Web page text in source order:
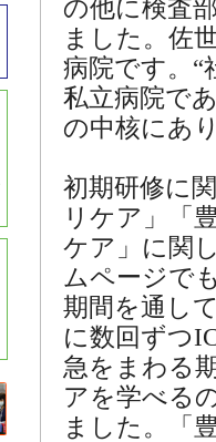
の他に検査
ました。佐
病院です。“
私立病院で
の中核にあ
初期研修に
リケア」「
ケア」に関
ムページで
期間を通し
に数回ずつ
急をまわる
アを学べる
ました。「